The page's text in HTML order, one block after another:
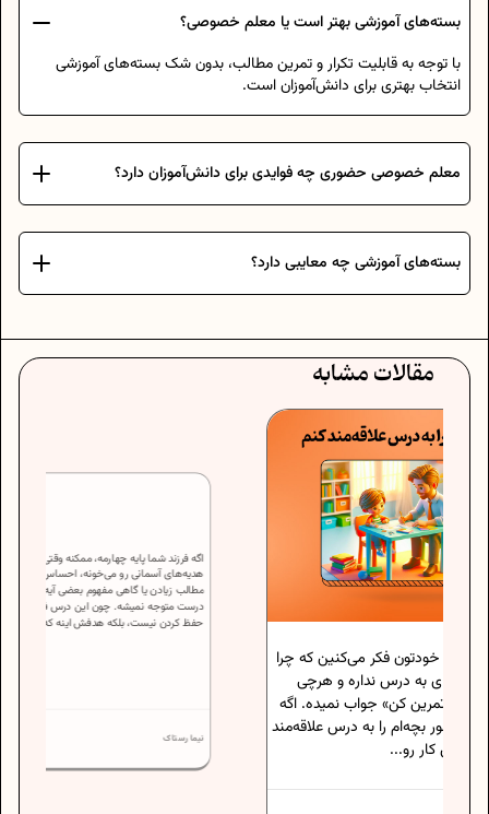
بسته‌های آموزشی بهتر است یا معلم خصوصی؟
با توجه به قابلیت تکرار و تمرین مطالب، بدون شک بسته‌های آموزشی
انتخاب بهتری برای دانش‌آموزان است.
معلم خصوصی حضوری چه فوایدی برای دانش‌آموزان دارد؟
بسته‌های آموزشی چه معایبی دارد؟
مقالات مشابه
که چرا
و هرچی
نمیده. اگه
درس علاقه‌مند
اگه فرزند شما پایه چهارمه، ممکنه وقتی درس
هدیه‌های آسمانی رو می‌خونه، احساس کنه
مطالب زیادن یا گاهی مفهوم بعضی آیه‌ها رو
درست متوجه نمیشه. چون این درس فقط درباره
حفظ کردن نیست، بلکه هدفش اینه که...